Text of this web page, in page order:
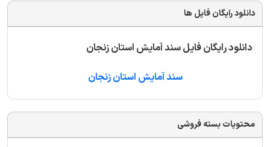
دانلود رایگان فایل ها
دانلود رایگان فایل سند آمایش استان زنجان
سند آمایش استان زنجان
محتویات بسته فروشی